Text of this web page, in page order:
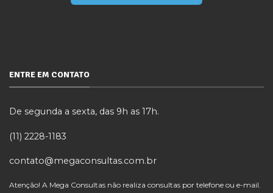
ENTRE EM CONTATO
De segunda a sexta, das 9h as 17h.
(11) 2228-1183
contato@megaconsultas.com.br
Atenção! A Mega Consultas não realiza consultas por telefone ou e-mail.